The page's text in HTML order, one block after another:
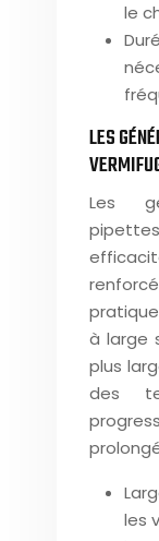
le
LES
Les
à large
plus
des
les